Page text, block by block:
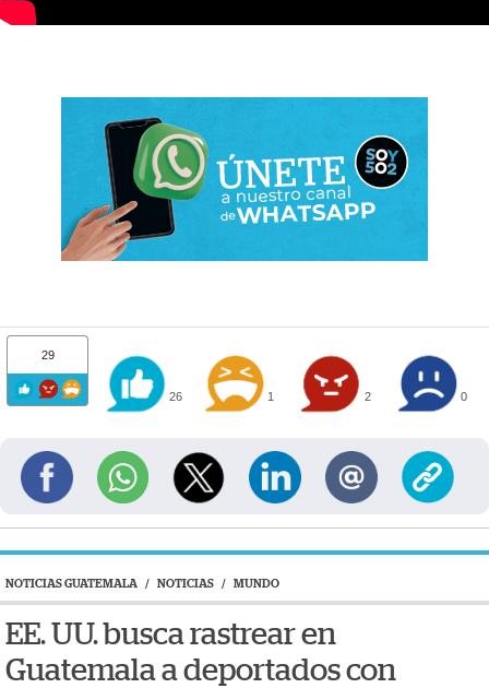
29
26 1 2 0
NOTICIAS GUATEMALA / NOTICIAS / MUNDO
EE. UU. busca rastrear en
Guatemala a deportados con